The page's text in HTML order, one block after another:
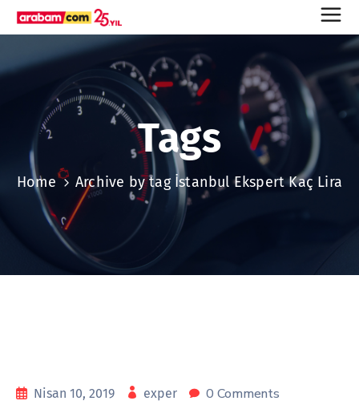
Tags
Home Archive by tag İstanbul Ekspert Kaç Lira
Nisan 10, 2019 exper 0 Comments